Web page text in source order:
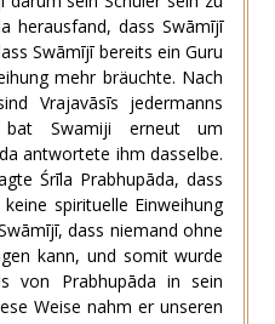
herausfand, dass Swāmījī
Swāmījī bereits ein Guru
mehr bräuchte. Nach
Vrajavāsīs jedermanns
Swamiji erneut um
antwortete ihm dasselbe.
Śrīla Prabhupāda, dass
spirituelle Einweihung
dass niemand ohne
kann, und somit wurde
von Prabhupāda in sein
Weise nahm er unseren